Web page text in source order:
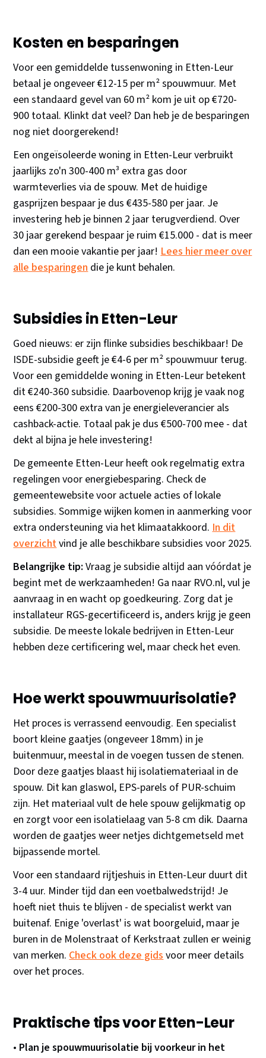
Kosten en besparingen
Voor een gemiddelde tussenwoning in Etten-Leur
betaal je ongeveer €12-15 per m² spouwmuur. Met
een standaard gevel van 60 m² kom je uit op €720-
900 totaal. Klinkt dat veel? Dan heb je de besparingen
nog niet doorgerekend!
Een ongeïsoleerde woning in Etten-Leur verbruikt
jaarlijks zo'n 300-400 m³ extra gas door
warmteverlies via de spouw. Met de huidige
gasprijzen bespaar je dus €435-580 per jaar. Je
investering heb je binnen 2 jaar terugverdiend. Over
30 jaar gerekend bespaar je ruim €15.000 - dat is meer
dan een mooie vakantie per jaar!Lees hier meer over
alle besparingendie je kunt behalen.
Subsidies in Etten-Leur
Goed nieuws: er zijn flinke subsidies beschikbaar! De
ISDE-subsidie geeft je €4-6 per m² spouwmuur terug.
Voor een gemiddelde woning in Etten-Leur betekent
dit €240-360 subsidie. Daarbovenop krijg je vaak nog
eens €200-300 extra van je energieleverancier als
cashback-actie. Totaal pak je dus €500-700 mee - dat
dekt al bijna je hele investering!
De gemeente Etten-Leur heeft ook regelmatig extra
regelingen voor energiebesparing. Check de
gemeentewebsite voor actuele acties of lokale
subsidies. Sommige wijken komen in aanmerking voor
extra ondersteuning via het klimaatakkoord.In dit
overzichtvind je alle beschikbare subsidies voor 2025.
Belangrijke tip: Vraag je subsidie altijd aan vóórdat je
begint met de werkzaamheden! Ga naar RVO.nl, vul je
aanvraag in en wacht op goedkeuring. Zorg dat je
installateur RGS-gecertificeerd is, anders krijg je geen
subsidie. De meeste lokale bedrijven in Etten-Leur
hebben deze certificering wel, maar check het even.
Hoe werkt spouwmuurisolatie?
Het proces is verrassend eenvoudig. Een specialist
boort kleine gaatjes (ongeveer 18mm) in je
buitenmuur, meestal in de voegen tussen de stenen.
Door deze gaatjes blaast hij isolatiemateriaal in de
spouw. Dit kan glaswol, EPS-parels of PUR-schuim
zijn. Het materiaal vult de hele spouw gelijkmatig op
en zorgt voor een isolatielaag van 5-8 cm dik. Daarna
worden de gaatjes weer netjes dichtgemetseld met
bijpassende mortel.
Voor een standaard rijtjeshuis in Etten-Leur duurt dit
3-4 uur. Minder tijd dan een voetbalwedstrijd! Je
hoeft niet thuis te blijven - de specialist werkt van
buitenaf. Enige 'overlast' is wat boorgeluid, maar je
buren in de Molenstraat of Kerkstraat zullen er weinig
van merken.Check ook deze gidsvoor meer details
over het proces.
Praktische tips voor Etten-Leur
• Plan je spouwmuurisolatie bij voorkeur in het